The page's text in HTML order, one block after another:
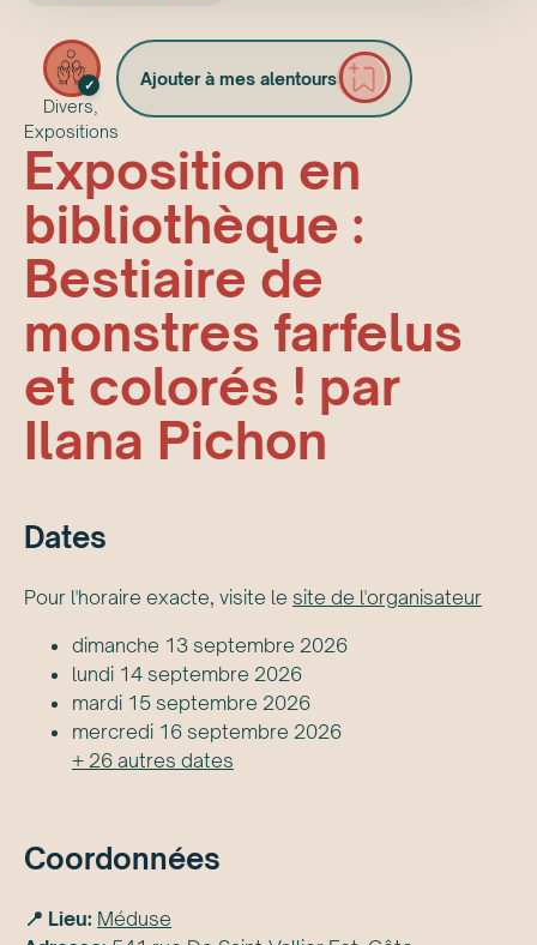
✓
Divers,
Expositions
Ajouter à mes alentours
Exposition en
bibliothèque :
Bestiaire de
monstres farfelus
et colorés ! par
Ilana Pichon
Dates
Pour l'horaire exacte, visite le site de l'organisateur
dimanche 13 septembre 2026
lundi 14 septembre 2026
mardi 15 septembre 2026
mercredi 16 septembre 2026
+ 26 autres dates
Coordonnées
📍 Lieu: Méduse